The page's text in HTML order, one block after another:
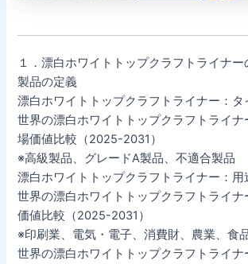
１．漂白ホワイトトップクラフトライナ
製品の定義
漂白ホワイトトップクラフトライナー：タ
世界の漂白ホワイトトップクラフトライ
場価値比較（2025-2031）
※高級製品、グレードA製品、不適合製品
漂白ホワイトトップクラフトライナー：用
世界の漂白ホワイトトップクラフトライ
価値比較（2025-2031）
※印刷業、電気・電子、消費財、農業、食
世界の漂白ホワイトトップクラフトライナ